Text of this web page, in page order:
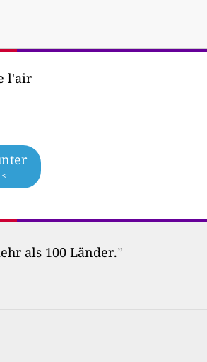
l'air
als 100 Länder.”